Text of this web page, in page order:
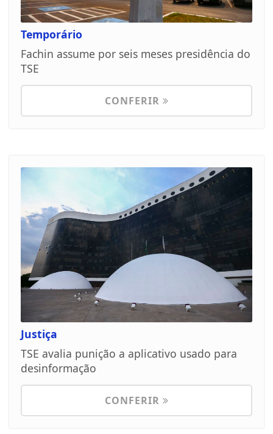
Temporário
Fachin assume por seis meses presidência do
TSE
CONFERIR
Justiça
TSE avalia punição a aplicativo usado para
desinformação
CONFERIR